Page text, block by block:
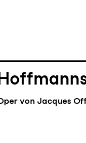
von Jacques